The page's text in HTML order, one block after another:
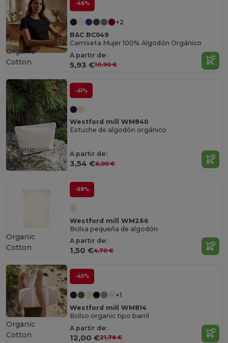
-46%
+2
B&C BC049
Camiseta Mujer 100% Algodón Orgánico
A partir de:
5,93 €10,90 €
Organic
Cotton
-41%
Westford mill WM840
Estuche de algodón orgánico
A partir de:
3,54 €6,00 €
Organic
Cotton
-68%
Westford mill WM266
Bolsa pequeña de algodón
A partir de:
1,50 €4,70 €
Organic
Cotton
-45%
+1
Westford mill WM814
Bolso organic tipo barril
A partir de:
12,00 €21,78 €
Organic
Cotton